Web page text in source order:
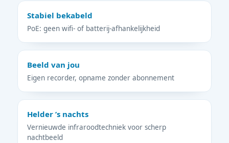
Stabiel bekabeld
PoE: geen wifi- of batterij-afhankelijkheid
Beeld van jou
Eigen recorder, opname zonder abonnement
Helder ’s nachts
Vernieuwde infraroodtechniek voor scherp
nachtbeeld